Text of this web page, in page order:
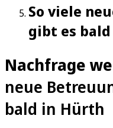
So viele
gibt es
Nachfrage
neue
bald in Hürth